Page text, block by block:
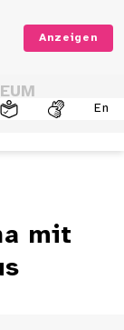
Anzeigen
En
mit